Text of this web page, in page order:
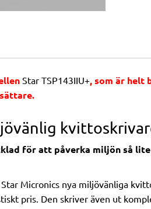
Star TSP143IIU+ , som är
för att påverka miljön så
Micronics nya miljövänliga
pris. Den skriver även ut